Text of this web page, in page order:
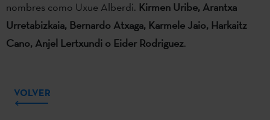
nombres como Uxue Alberdi. Kirmen Uribe, Arantxa
Urretabizkaia, Bernardo Atxaga, Karmele Jaio, Harkaitz
Cano, Anjel Lertxundi o Eider Rodriguez.
VOLVER